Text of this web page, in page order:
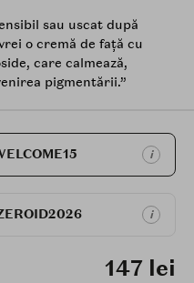
sau uscat după
o cremă de față cu
care calmează,
pigmentării.”
i
i
147 lei